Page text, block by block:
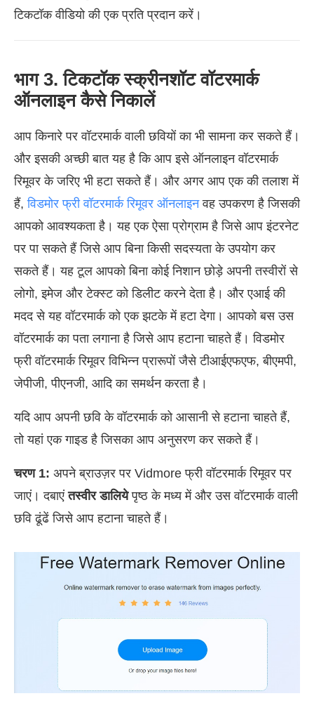
टिकटॉक वीडियो की एक प्रति प्रदान करें।
भाग 3. टिकटॉक स्क्रीनशॉट वॉटरमार्क
ऑनलाइन कैसे निकालें
आप किनारे पर वॉटरमार्क वाली छवियों का भी सामना कर सकते हैं।
और इसकी अच्छी बात यह है कि आप इसे ऑनलाइन वॉटरमार्क
रिमूवर के जरिए भी हटा सकते हैं। और अगर आप एक की तलाश में
हैं,विडमोर फ्री वॉटरमार्क रिमूवर ऑनलाइनवह उपकरण है जिसकी
आपको आवश्यकता है। यह एक ऐसा प्रोग्राम है जिसे आप इंटरनेट
पर पा सकते हैं जिसे आप बिना किसी सदस्यता के उपयोग कर
सकते हैं। यह टूल आपको बिना कोई निशान छोड़े अपनी तस्वीरों से
लोगो, इमेज और टेक्स्ट को डिलीट करने देता है। और एआई की
मदद से यह वॉटरमार्क को एक झटके में हटा देगा। आपको बस उस
वॉटरमार्क का पता लगाना है जिसे आप हटाना चाहते हैं। विडमोर
फ्री वॉटरमार्क रिमूवर विभिन्न प्रारूपों जैसे टीआईएफएफ, बीएमपी,
जेपीजी, पीएनजी, आदि का समर्थन करता है।
यदि आप अपनी छवि के वॉटरमार्क को आसानी से हटाना चाहते हैं,
तो यहां एक गाइड है जिसका आप अनुसरण कर सकते हैं।
चरण 1: अपने ब्राउज़र पर Vidmore फ्री वॉटरमार्क रिमूवर पर
जाएं। दबाएंतस्वीर डालियेपृष्ठ के मध्य में और उस वॉटरमार्क वाली
छवि ढूंढें जिसे आप हटाना चाहते हैं।